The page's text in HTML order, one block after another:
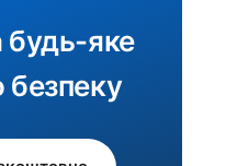
будь-яке
безпеку